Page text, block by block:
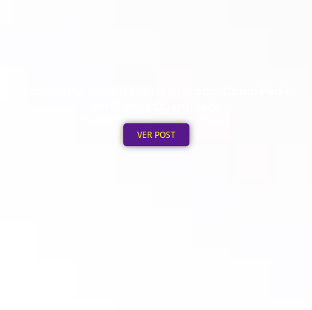
Publicado em: 6 de agosto de 2026
VER POST